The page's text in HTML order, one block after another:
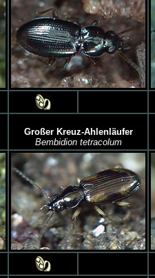
Großer Kreuz-Ahlenläufer
Bembidion tetracolum